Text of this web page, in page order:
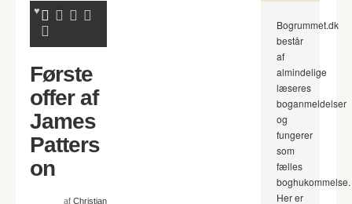
Første
offer af
James
Patters
on
af Christian
Bogrummet.dk
består
af
almindelige
læseres
boganmeldelser
og
fungerer
som
fælles
boghukommelse.
Her er